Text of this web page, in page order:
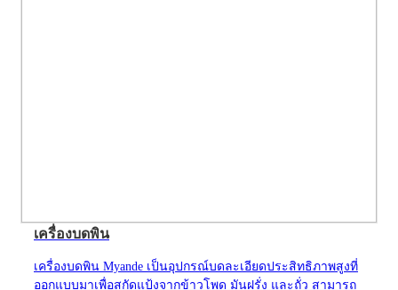
เครื่องบดพิน
เครื่องบดพิน Myande เป็นอุปกรณ์บดละเอียดประสิทธิภาพสูงที่
ออกแบบมาเพื่อสกัดแป้งจากข้าวโพด มันฝรั่ง และถั่ว สามารถ